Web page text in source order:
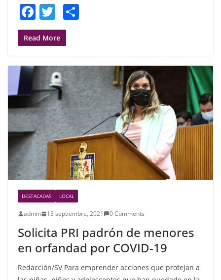
F
a
c
o
o
k
T
w
itt
Read More
DESTACADAS LOCAL
admin 13 septiembre, 2021 0 Comments
Solicita PRI padrón de menores
en orfandad por COVID-19
Redacción/SV Para emprender acciones que protejan a